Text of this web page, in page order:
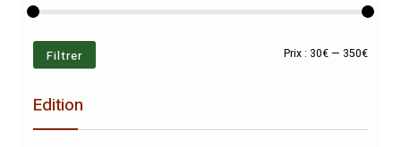
Prix
Prix
Filtrer Prix : 30€ — 350€
Edition